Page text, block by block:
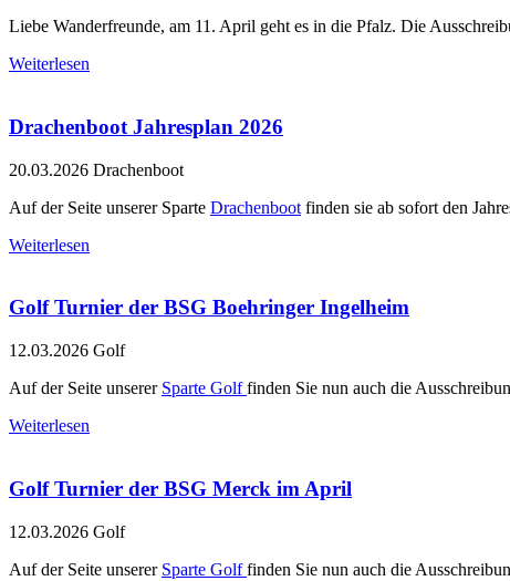
Liebe Wanderfreunde, am 11. April geht es in die Pfalz. Die
Weiterlesen
Drachenboot Jahresplan 2026
20.03.2026 Drachenboot
Auf der Seite unserer Sparte Drachenboot finden sie ab sofort den
Weiterlesen
Golf Turnier der BSG Boehringer Ingelheim
12.03.2026 Golf
Auf der Seite unserer Sparte Golffinden Sie nun auch die
Weiterlesen
Golf Turnier der BSG Merck im April
12.03.2026 Golf
Auf der Seite unserer Sparte Golffinden Sie nun auch die